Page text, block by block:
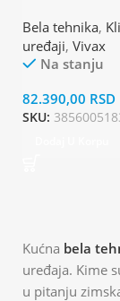
Bela tehnika,
uređaji, Vivax
Na stanju
82.390,00 RSD
SKU:
Kućna bela
uređaja. Kime
u pitanju